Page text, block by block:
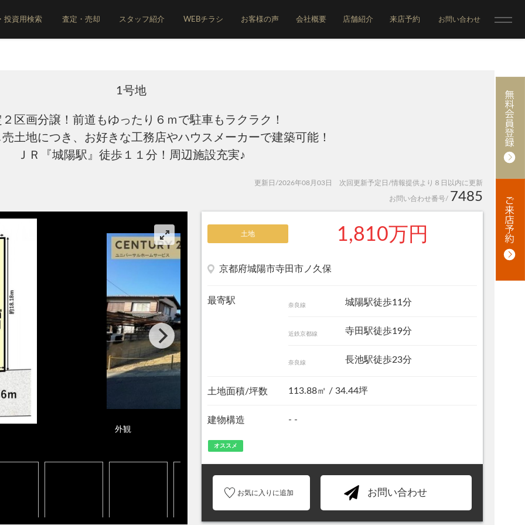
投資用検索 査定・売却 スタッフ紹介 WEBチラシ お客様の声 会社概要 店舗紹介 来店予約 お問い合わせ
1号地
区画分譲！前道もゆったり６ｍで駐車もラクラク！
土地につき、お好きな工務店やハウスメーカーで建築可能！
ＪＲ『城陽駅』徒歩１１分！周辺施設充実♪
更新日/2026年08月03日 次回更新予定日/情報提供より８日以内に更新
お問い合わせ番号/ 7485
外観
土地 1,810万円
京都府城陽市寺田市ノ久保
最寄駅 奈良線 城陽駅徒歩11分
近鉄京都線 寺田駅徒歩19分
奈良線 長池駅徒歩23分
土地面積/坪数 113.88㎡ / 34.44坪
建物構造 - -
オススメ
お気に入りに追加 お問い合わせ